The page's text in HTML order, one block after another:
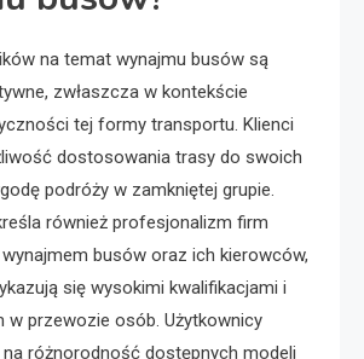
na temat wynajmu busów są
zwłaszcza w kontekście
tej formy transportu. Klienci
dostosowania trasy do swoich
podróży w zamkniętej grupie.
również profesjonalizm firm
busów oraz ich kierowców,
się wysokimi kwalifikacjami i
w przewozie osób. Użytkownicy
różnorodność dostępnych modeli